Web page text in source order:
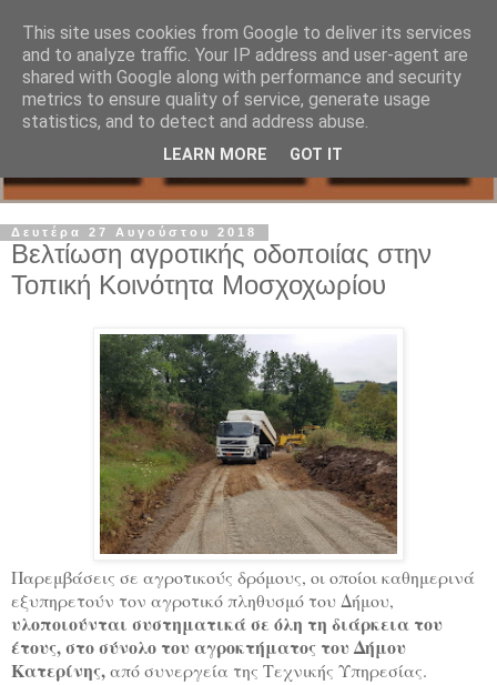
Δευτέρα 27 Αυγούστου 2018
Βελτίωση αγροτικής οδοποιίας στην
Τοπική Κοινότητα Μοσχοχωρίου
Παρεμβάσεις σε αγροτικούς δρόμους, οι οποίοι καθημερινά
εξυπηρετούν τον αγροτικό πληθυσμό του Δήμου,
υλοποιούνται συστηματικά σε όλη τη διάρκεια του
έτους, στο σύνολο του αγροκτήματος του Δήμου
Κατερίνης,από συνεργεία της Τεχνικής Υπηρεσίας.
This site uses cookies from Google to deliver its services
and to analyze traffic. Your IP address and user-agent are
shared with Google along with performance and security
metrics to ensure quality of service, generate usage
statistics, and to detect and address abuse.
LEARN MORE GOT IT